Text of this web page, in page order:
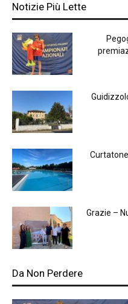
Notizie Più Lette
Grazie –
Da Non Perdere